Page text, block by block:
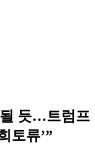
듯…트럼프
토류’”